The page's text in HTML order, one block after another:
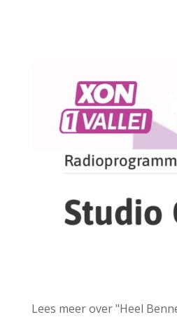
Lees meer over "Heel